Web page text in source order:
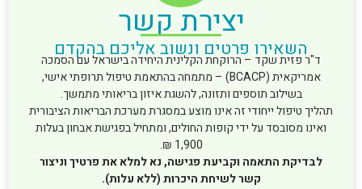
יצירת קשר
השאירו פרטים ונשוב אליכם בהקדם
ד"ר פזית שקד – הרוקחת הקלינית היחידה בישראל עם הסמכה
אמריקאית (BCACP) – מתמחה בהתאמת טיפול תרופתי אישי,
בשילוב תוספים ותזונה, להשגת איזון בריאותי מתמשך.
תהליך טיפול ייחודי זה אינו מוצע במסגרת מערכת הבריאות הציבורית
ואינו מסובסד על ידי קופות החולים, ומתחיל בפגישת אבחון בעלות
1,900 ₪.
לבדיקת התאמה וקביעת פגישה, נא למלא את פרטיך וניצור
קשר לשיחת היכרות (ללא עלות).